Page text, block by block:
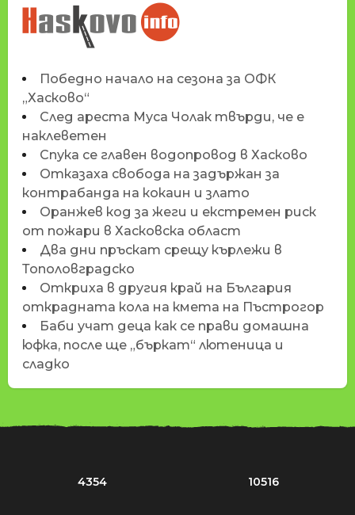
НОВИНИТЕ НА
HASKOVO.INFO
Победно начало на сезона за ОФК
„Хасково“
След ареста Муса Чолак твърди, че е
наклеветен
Спука се главен водопровод в Хасково
Отказаха свобода на задържан за
контрабанда на кокаин и злато
Оранжев код за жеги и екстремен риск
от пожари в Хасковска област
Два дни пръскат срещу кърлежи в
Тополовградско
Откриха в другия край на България
открадната кола на кмета на Пъстрогор
Баби учат деца как се прави домашна
юфка, после ще „бъркат“ лютеница и
сладко
4354 10516